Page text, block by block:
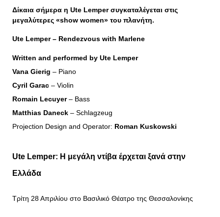
Δίκαια σήμερα η Ute Lemper συγκαταλέγεται στις
μεγαλύτερες «show women» του πλανήτη.
Ute Lemper – Rendezvous with Marlene
Written and performed by Ute Lemper
Vana Gierig – Piano
Cyril Garac – Violin
Romain Lecuyer– Bass
Matthias Daneck – Schlagzeug
Projection Design and Operator: Roman Kuskowski
Ute Lemper: Η μεγάλη ντίβα έρχεται ξανά στην
Ελλάδα
Τρίτη 28 Απριλίου στο Βασιλικό Θέατρο της Θεσσαλονίκης